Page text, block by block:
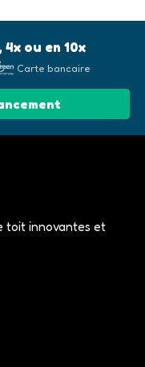
4x ou en 10x
Carte bancaire
toit innovantes et